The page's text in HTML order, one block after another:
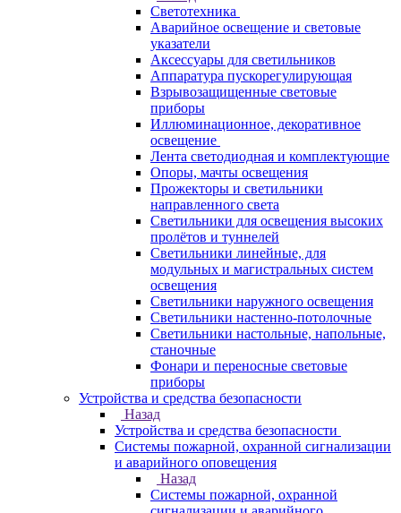
Светотехника
Аварийное освещение и световые
указатели
Аксессуары для светильников
Аппаратура пускорегулирующая
Взрывозащищенные световые
приборы
Иллюминационное, декоративное
освещение
Лента светодиодная и комплектующие
Опоры, мачты освещения
Прожекторы и светильники
направленного света
Светильники для освещения высоких
пролётов и туннелей
Светильники линейные, для
модульных и магистральных систем
освещения
Светильники наружного освещения
Светильники настенно-потолочные
Светильники настольные, напольные,
станочные
Фонари и переносные световые
приборы
Устройства и средства безопасности
Назад
Устройства и средства безопасности
Системы пожарной, охранной сигнализации
и аварийного оповещения
Назад
Системы пожарной, охранной